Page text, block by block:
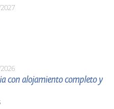
con alojamiento completo y